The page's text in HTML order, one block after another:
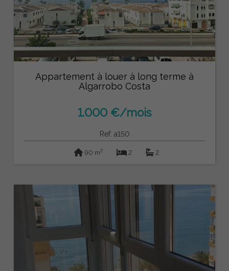
Appartement à louer à long terme à
Algarrobo Costa
1.000 €/mois
Ref: a150
90 m2 2 2